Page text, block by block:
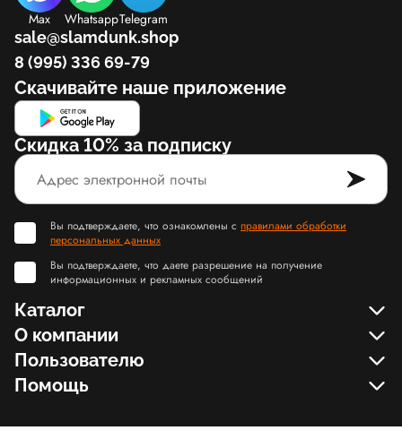
Max WhatsappTelegram
sale@slamdunk.shop
8 (995) 336 69-79
Скачивайте наше приложение
Скидка 10% за подписку
Вы подтверждаете, что ознакомлены с правилами обработки
персональных данных
Вы подтверждаете, что даете разрешение на получение
информационных и рекламных сообщений
Каталог
О компании
Пользователю
Помощь